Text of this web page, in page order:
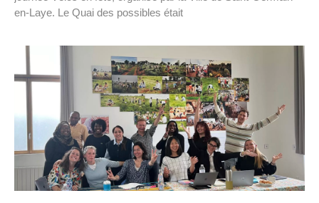
en-Laye. Le Quai des possibles était